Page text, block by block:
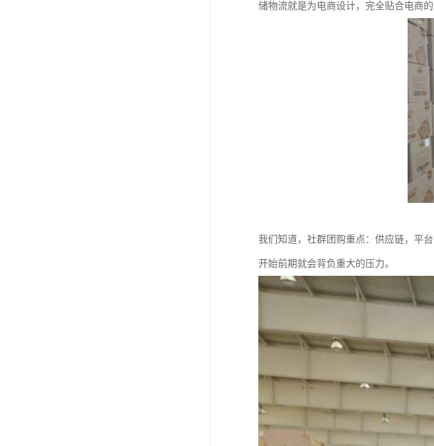
储物流就是为电商设计，完全贴合电商
我们知道，社群团购重点：供应链，平
开始前期就会背负重大的压力。